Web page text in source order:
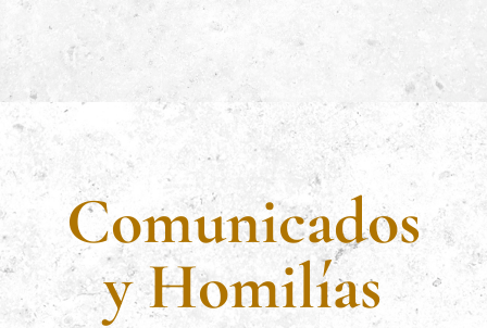
Comunicados
y Homilías